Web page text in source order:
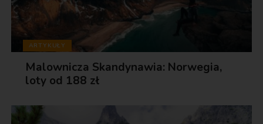
ARTYKUŁY
Malownicza Skandynawia: Norwegia,
loty od 188 zł